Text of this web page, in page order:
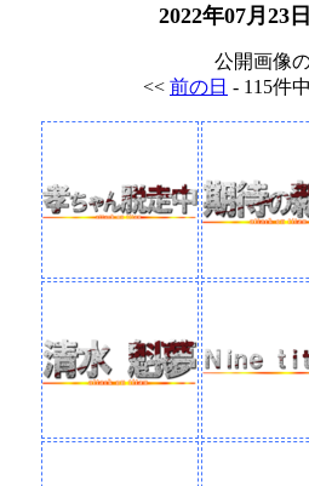
2022年07月23
公開画像
<< 前の日 - 115件